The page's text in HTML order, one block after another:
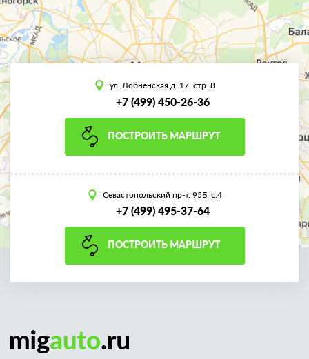
ул. Лобненская д. 17, стр. 8
+7 (499) 450-26-36
ПОСТРОИТЬ МАРШРУТ
Севастопольский пр-т, 95Б, с.4
+7 (499) 495-37-64
ПОСТРОИТЬ МАРШРУТ